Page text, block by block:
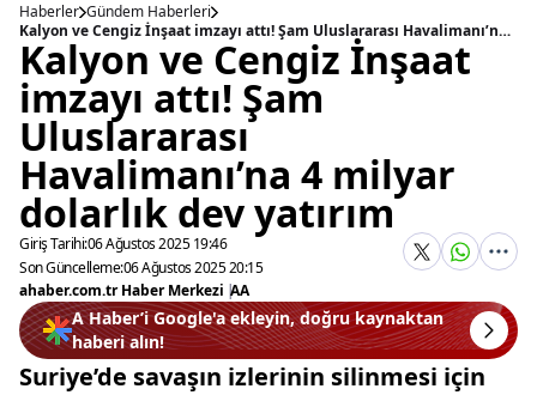
Haberler Gündem Haberleri
Kalyon ve Cengiz İnşaat imzayı attı! Şam Uluslararası Havalimanı’na 4 milyar dolarlık dev yatırım
Kalyon ve Cengiz İnşaat
imzayı attı! Şam
Uluslararası
Havalimanı’na 4 milyar
dolarlık dev yatırım
Giriş Tarihi:06 Ağustos 2025 19:46
Son Güncelleme:06 Ağustos 2025 20:15
ahaber.com.tr Haber Merkezi |AA
A Haber’i Google'a ekleyin, doğru kaynaktan
haberi alın!
Suriye’de savaşın izlerinin silinmesi için